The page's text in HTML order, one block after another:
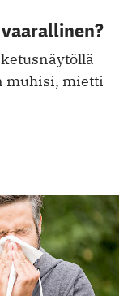
muhisi, mietti